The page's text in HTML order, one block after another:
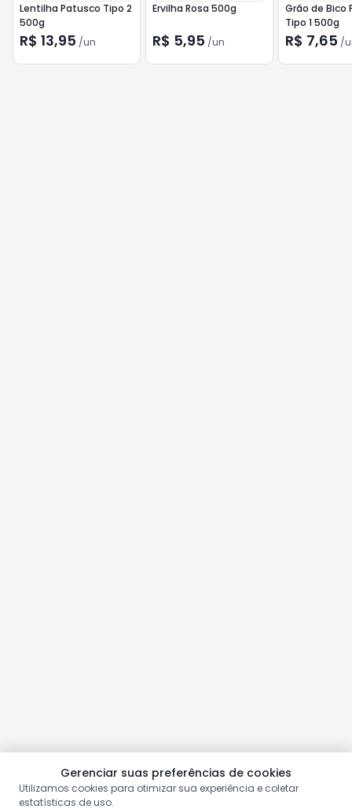
Gerenciar suas preferências de cookies
Utilizamos cookies para otimizar sua experiência e coletar
estatísticas de uso.
Lentilha Patusco Tipo 2
500g
R$ 13,95 /un
Ervilha Rosa 500g
R$ 5,95 /un
Grão de Bico
Tipo 1 500g
R$ 7,65 /